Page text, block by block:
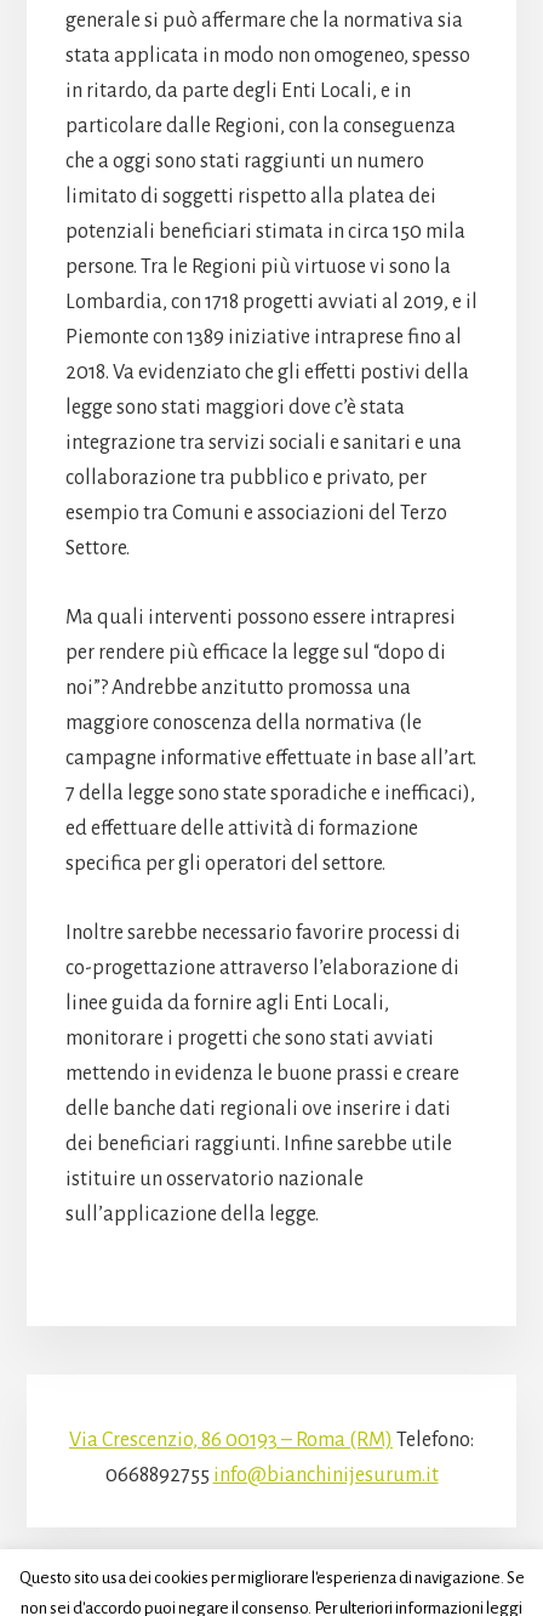
generale si può affermare che la normativa sia
stata applicata in modo non omogeneo, spesso
in ritardo, da parte degli Enti Locali, e in
particolare dalle Regioni, con la conseguenza
che a oggi sono stati raggiunti un numero
limitato di soggetti rispetto alla platea dei
potenziali beneficiari stimata in circa 150 mila
persone. Tra le Regioni più virtuose vi sono la
Lombardia, con 1718 progetti avviati al 2019, e il
Piemonte con 1389 iniziative intraprese fino al
2018. Va evidenziato che gli effetti postivi della
legge sono stati maggiori dove c’è stata
integrazione tra servizi sociali e sanitari e una
collaborazione tra pubblico e privato, per
esempio tra Comuni e associazioni del Terzo
Settore.
Ma quali interventi possono essere intrapresi
per rendere più efficace la legge sul “dopo di
noi”? Andrebbe anzitutto promossa una
maggiore conoscenza della normativa (le
campagne informative effettuate in base all’art.
7 della legge sono state sporadiche e inefficaci),
ed effettuare delle attività di formazione
specifica per gli operatori del settore.
Inoltre sarebbe necessario favorire processi di
co-progettazione attraverso l’elaborazione di
linee guida da fornire agli Enti Locali,
monitorare i progetti che sono stati avviati
mettendo in evidenza le buone prassi e creare
delle banche dati regionali ove inserire i dati
dei beneficiari raggiunti. Infine sarebbe utile
istituire un osservatorio nazionale
sull’applicazione della legge.
Via Crescenzio, 86 00193 – Roma (RM) Telefono:
0668892755 info@bianchinijesurum.it
Questo sito usa dei cookies per migliorare l'esperienza di navigazione. Se
non sei d'accordo puoi negare il consenso. Per ulteriori informazioni leggi